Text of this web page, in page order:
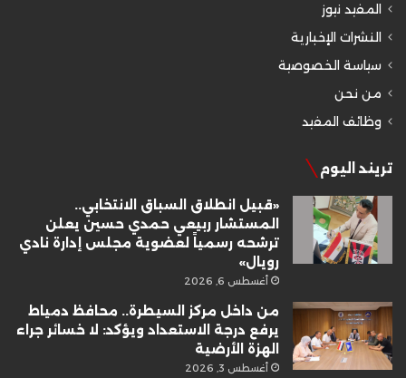
المفيد نيوز
النشرات الإخبارية
سياسة الخصوصية
من نحن
وظائف المفيد
تريند اليوم
«قبيل انطلاق السباق الانتخابي..
المستشار ربيعي حمدي حسين يعلن
ترشحه رسمياً لعضوية مجلس إدارة نادي
رويال»
أغسطس 6, 2026
من داخل مركز السيطرة.. محافظ دمياط
يرفع درجة الاستعداد ويؤكد: لا خسائر جراء
الهزة الأرضية
أغسطس 3, 2026